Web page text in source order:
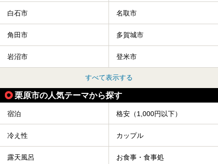
白石市 名取市
角田市 多賀城市
岩沼市 登米市
すべて表示する
栗原市の人気テーマから探す
宿泊 格安（1,000円以下）
冷え性 カップル
露天風呂 お食事・食事処